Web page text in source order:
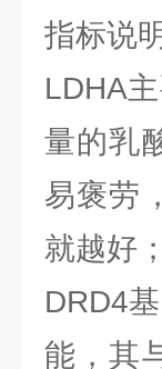
指标说
LDHA
量的乳
易褒劳
就越好；
DRD4
能，其